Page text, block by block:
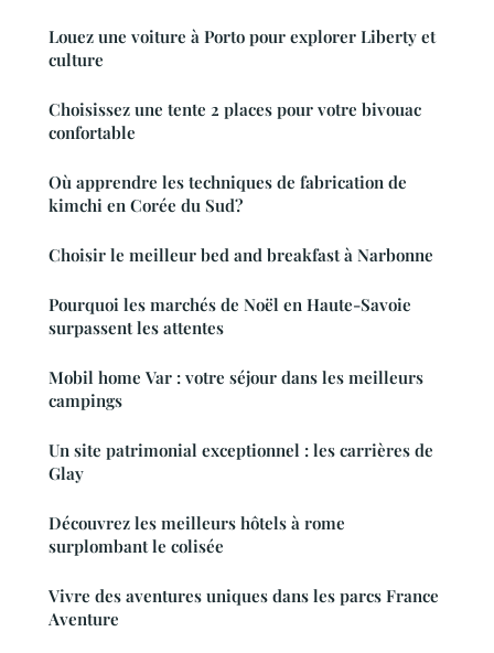
Louez une voiture à Porto pour explorer Liberty et
culture
Choisissez une tente 2 places pour votre bivouac
confortable
Où apprendre les techniques de fabrication de
kimchi en Corée du Sud?
Choisir le meilleur bed and breakfast à Narbonne
Pourquoi les marchés de Noël en Haute-Savoie
surpassent les attentes
Mobil home Var : votre séjour dans les meilleurs
campings
Un site patrimonial exceptionnel : les carrières de
Glay
Découvrez les meilleurs hôtels à rome
surplombant le colisée
Vivre des aventures uniques dans les parcs France
Aventure